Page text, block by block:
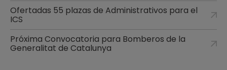
Ofertadas 55 plazas de Administrativos para el
ICS
Próxima Convocatoria para Bomberos de la
Generalitat de Catalunya